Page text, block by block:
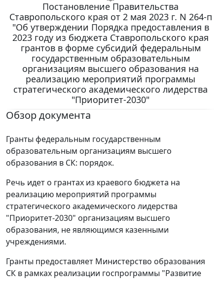
Постановление Правительства
Ставропольского края от 2 мая 2023 г. N 264-п
"Об утверждении Порядка предоставления в
2023 году из бюджета Ставропольского края
грантов в форме субсидий федеральным
государственным образовательным
организациям высшего образования на
реализацию мероприятий программы
стратегического академического лидерства
"Приоритет-2030"
Обзор документа
Гранты федеральным государственным
образовательным организациям высшего
образования в СК: порядок.
Речь идет о грантах из краевого бюджета на
реализацию мероприятий программы
стратегического академического лидерства
"Приоритет-2030" организациям высшего
образования, не являющимся казенными
учреждениями.
Гранты предоставляет Министерство образования
СК в рамках реализации госпрограммы "Развитие